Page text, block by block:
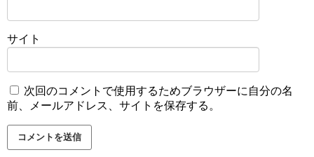
サイト
次回のコメントで使用するためブラウザーに自分の名
前、メールアドレス、サイトを保存する。